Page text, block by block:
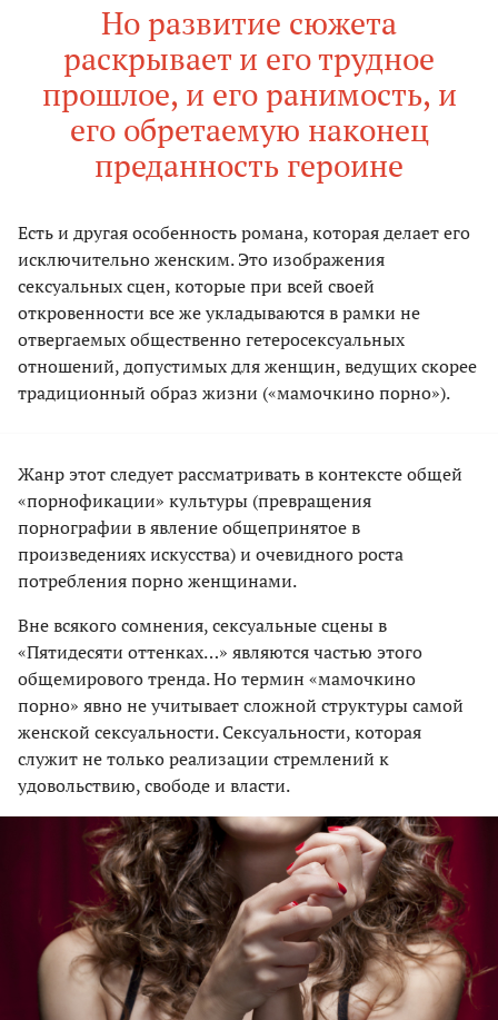
Но развитие сюжета
раскрывает и его трудное
прошлое, и его ранимость, и
его обретаемую наконец
преданность героине
Есть и другая особенность романа, которая делает его
исключительно женским. Это изображения
сексуальных сцен, которые при всей своей
откровенности все же укладываются в рамки не
отвергаемых общественно гетеросексуальных
отношений, допустимых для женщин, ведущих скорее
традиционный образ жизни («мамочкино порно»).
Жанр этот следует рассматривать в контексте общей
«порнофикации» культуры (превращения
порнографии в явление общепринятое в
произведениях искусства) и очевидного роста
потребления порно женщинами.
Вне всякого сомнения, сексуальные сцены в
«Пятидесяти оттенках…» являются частью этого
общемирового тренда. Но термин «мамочкино
порно» явно не учитывает сложной структуры самой
женской сексуальности. Сексуальности, которая
служит не только реализации стремлений к
удовольствию, свободе и власти.